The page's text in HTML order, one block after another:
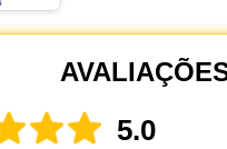
5.0